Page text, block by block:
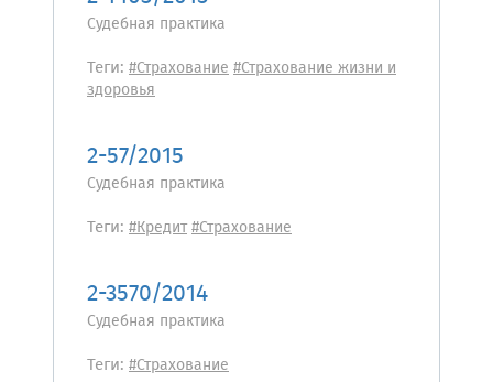
Судебная практика
Теги: #Страхование#Страхование жизни и
здоровья
2-57/2015
Судебная практика
Теги: #Кредит#Страхование
2-3570/2014
Судебная практика
Теги: #Страхование